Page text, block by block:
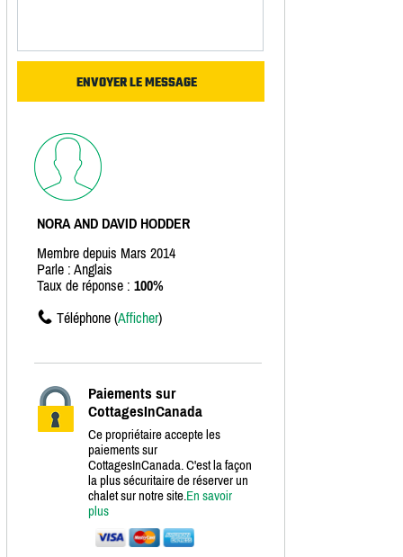
NORA AND DAVID HODDER
Membre depuis Mars 2014
Parle : Anglais
Taux de réponse : 100%
Téléphone (Afficher)
Paiements sur
CottagesInCanada
Ce propriétaire accepte les
paiements sur
CottagesInCanada. C'est la façon
la plus sécuritaire de réserver un
chalet sur notre site.En savoir
plus